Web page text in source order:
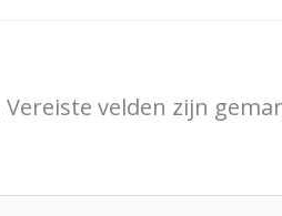
Vereiste velden zijn